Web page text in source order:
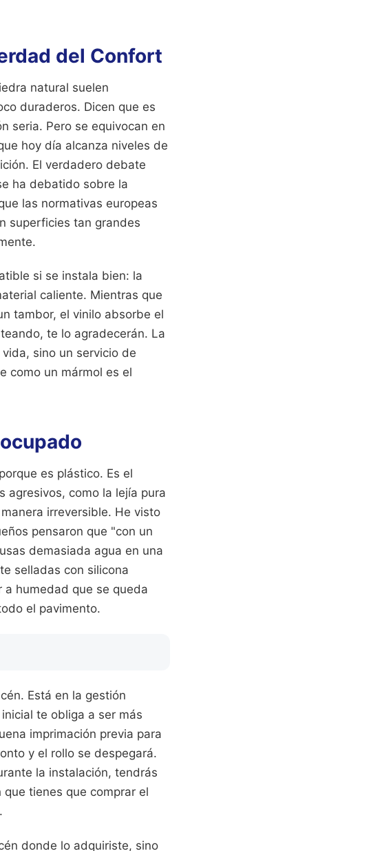
del Confort
natural suelen
duraderos. Dicen que es
seria. Pero se equivocan en
hoy día alcanza niveles de
El verdadero debate
ha debatido sobre la
las normativas europeas
superficies tan grandes
si se instala bien: la
caliente. Mientras que
tambor, el vinilo absorbe el
te lo agradecerán. La
sino un servicio de
como un mármol es el
es plástico. Es el
agresivos, como la lejía pura
irreversible. He visto
pensaron que "con un
demasiada agua en una
selladas con silicona
a humedad que se queda
el pavimento.
Está en la gestión
te obliga a ser más
imprimación previa para
y el rollo se despegará.
la instalación, tendrás
tienes que comprar el
donde lo adquiriste, sino